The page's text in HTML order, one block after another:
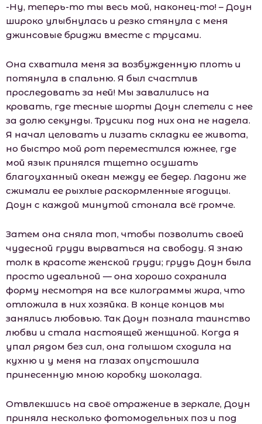
-Ну, теперь-то ты весь мой, наконец-то! – Доун
широко улыбнулась и резко стянула с меня
джинсовые бриджи вместе с трусами.
Она схватила меня за возбужденную плоть и
потянула в спальню. Я был счастлив
проследовать за ней! Мы завалились на
кровать, где тесные шорты Доун слетели с нее
за долю секунды. Трусики под них она не надела.
Я начал целовать и лизать складки ее живота,
но быстро мой рот переместился южнее, где
мой язык принялся тщетно осушать
благоуханный океан между ее бедер. Ладони же
сжимали ее рыхлые раскормленные ягодицы.
Доун с каждой минутой стонала всё громче.
Затем она сняла топ, чтобы позволить своей
чудесной груди вырваться на свободу. Я знаю
толк в красоте женской груди; грудь Доун была
просто идеальной — она хорошо сохранила
форму несмотря на все килограммы жира, что
отложила в них хозяйка. В конце концов мы
занялись любовью. Так Доун познала таинство
любви и стала настоящей женщиной. Когда я
упал рядом без сил, она голышом сходила на
кухню и у меня на глазах опустошила
принесенную мною коробку шоколада.
Отвлекшись на своё отражение в зеркале, Доун
приняла несколько фотомодельных поз и под